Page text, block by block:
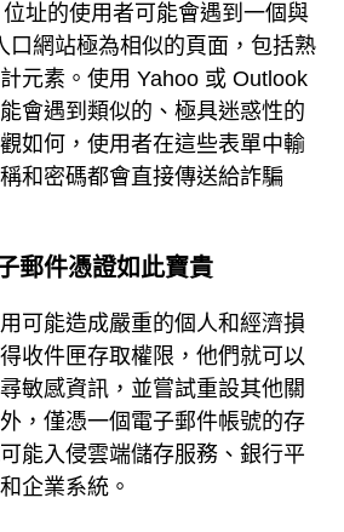
址的使用者可能會遇到一個與
口網站極為相似的頁面，包括熟
元素。使用 Yahoo 或 Outlook
會遇到類似的、極具迷惑性的
如何，使用者在這些表單中輸
和密碼都會直接傳送給詐騙
郵件憑證如此寶貴
可能造成嚴重的個人和經濟損
收件匣存取權限，他們就可以
敏感資訊，並嘗試重設其他關
，僅憑一個電子郵件帳號的存
能入侵雲端儲存服務、銀行平
企業系統。